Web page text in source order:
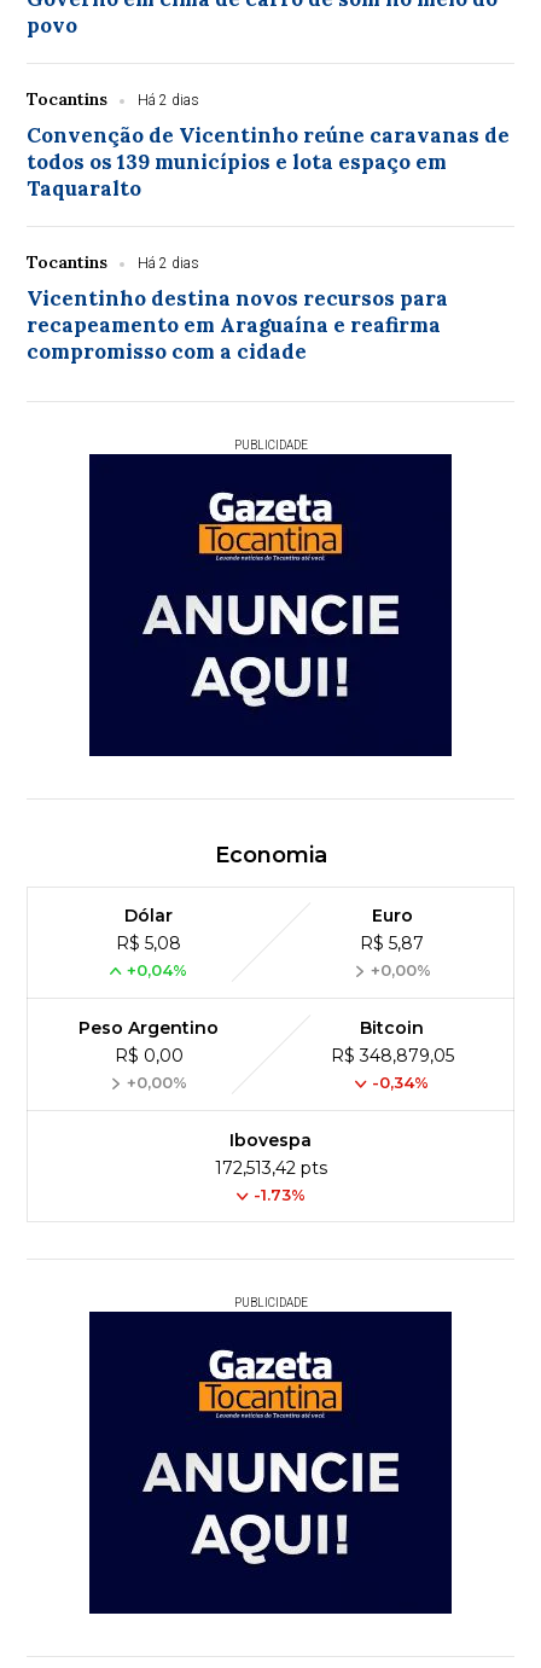
povo
Tocantins Há 2 dias
Convenção de Vicentinho reúne caravanas de
todos os 139 municípios e lota espaço em
Taquaralto
Tocantins Há 2 dias
Vicentinho destina novos recursos para
recapeamento em Araguaína e reafirma
compromisso com a cidade
PUBLICIDADE
Economia
Dólar
R$ 5,08
+0,04%
Euro
R$ 5,87
+0,00%
Peso Argentino
R$ 0,00
+0,00%
Bitcoin
R$ 348,879,05
-0,34%
Ibovespa
172,513,42 pts
-1.73%
PUBLICIDADE